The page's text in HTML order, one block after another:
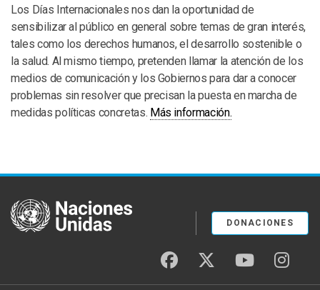
Los Días Internacionales nos dan la oportunidad de
sensibilizar al público en general sobre temas de gran interés,
tales como los derechos humanos, el desarrollo sostenible o
la salud. Al mismo tiempo, pretenden llamar la atención de los
medios de comunicación y los Gobiernos para dar a conocer
problemas sin resolver que precisan la puesta en marcha de
medidas políticas concretas. Más información.
United Nations
DONACIONES
facebook twitter youtube